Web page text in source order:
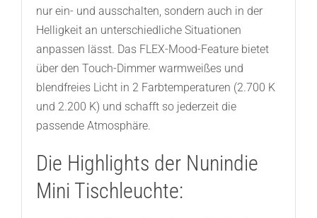
nur ein- und ausschalten, sondern auch in der
Helligkeit an unterschiedliche Situationen
anpassen lässt. Das FLEX-Mood-Feature bietet
über den Touch-Dimmer warmweißes und
blendfreies Licht in 2 Farbtemperaturen (2.700 K
und 2.200 K) und schafft so jederzeit die
passende Atmosphäre.
Die Highlights der Nunindie
Mini Tischleuchte: